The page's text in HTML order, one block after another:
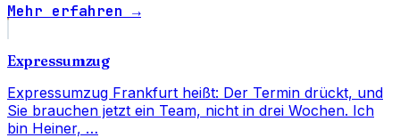
Mehr erfahren →
Expressumzug
Expressumzug Frankfurt heißt: Der Termin drückt, und
Sie brauchen jetzt ein Team, nicht in drei Wochen. Ich
bin Heiner, …